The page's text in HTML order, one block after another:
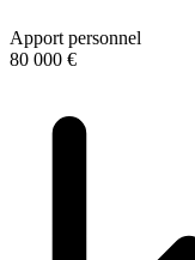
Apport personnel
80 000 €